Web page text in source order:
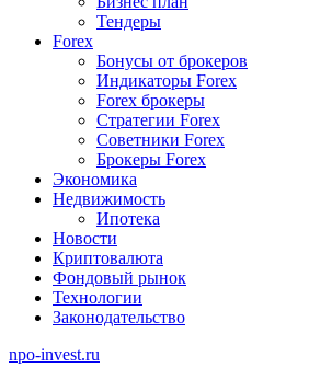
Тендеры
Forex
Бонусы от брокеров
Индикаторы Forex
Forex брокеры
Стратегии Forex
Советники Forex
Брокеры Forex
Экономика
Недвижимость
Ипотека
Новости
Криптовалюта
Фондовый рынок
Технологии
Законодательство
npo-invest.ru